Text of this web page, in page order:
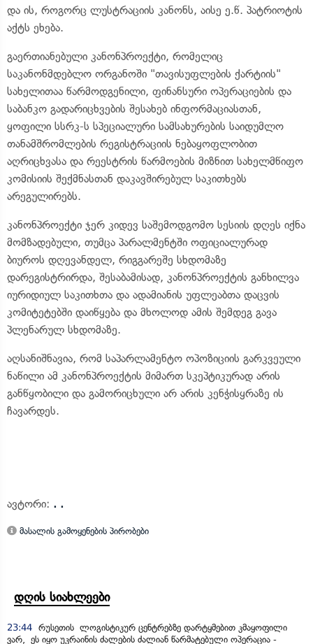
და ის, როგორც ლუსტრაციის კანონს, აისე ე.წ. პატრიოტის
აქტს ეხება.
გაერთიანებული კანონპროექტი, რომელიც
საკანონმდებლო ორგანოში "თავისუფლების ქარტიის"
სახელითაა წარმოდგენილი, ფინანსური ოპერაციების და
საბანკო გადარიცხვების შესახებ ინფორმაციასთან,
ყოფილი სსრკ-ს სპეციალური სამსახურების საიდუმლო
თანამშრომლების რეგისტრაციის ნებაყოფლობით
აღრიცხვასა და რეესტრის წარმოების მიზნით სახელმწიფო
კომისიის შექმნასთან დაკავშირებულ საკითხებს
არეგულირებს.
კანონპროექტი ჯერ კიდევ საშემოდგომო სესიის დღეს იქნა
მომზადებული, თუმცა პარალმენტში ოფიციალურად
ბიუროს დღევანდელ, რიგგარეშე სხდომაზე
დარეგისტრირდა, შესაბამისად, კანონპროექტის განხილვა
იურიდიულ საკითხთა და ადამიანის უფლეაბთა დაცვის
კომიტეტებში დაიწყება და მხოლოდ ამის შემდეგ გავა
პლენარულ სხდომაზე.
აღსანიშნავია, რომ საპარლამენტო ოპოზიციის გარკვეული
ნაწილი ამ კანონპროექტის მიმართ სკეპტიკურად არის
განწყობილი და გამორიცხული არ არის კენჭისყრაზე ის
ჩავარდეს.
ავტორი: . .
მასალის გამოყენების პირობები
დღის სიახლეები
23:44 რუსეთის ლოგისტიკურ ცენტრებზე დარტყმებით კმაყოფილი
ვარ, ეს იყო უკრაინის ძალების ძალიან წარმატებული ოპერაცია -